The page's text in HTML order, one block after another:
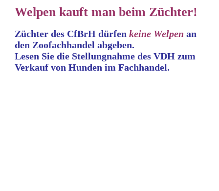
Welpen kauft man beim Züchter!
Züchter des CfBrH dürfen keine Welpen an
den Zoofachhandel abgeben.
Lesen Sie die Stellungnahme des VDH zum
Verkauf von Hunden im Fachhandel.